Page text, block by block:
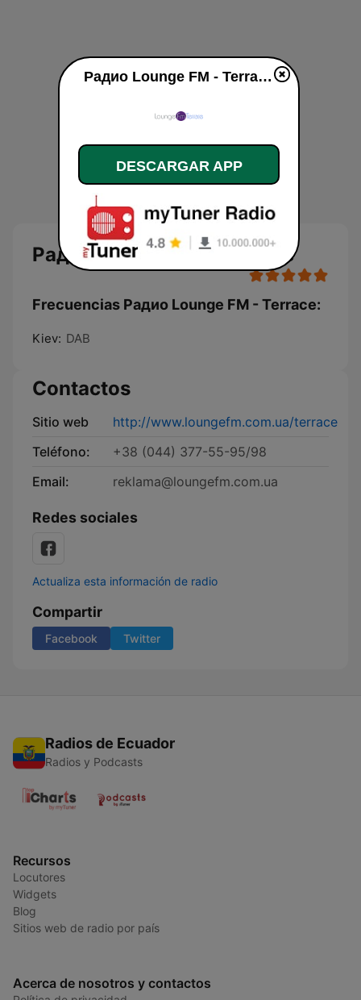
Радио Lounge FM - Terrace
Frecuencias Радио Lounge FM - Terrace:
Kiev: DAB
Contactos
Sitio web
http://www.loungefm.com.ua/terrace
Teléfono:
+38 (044) 377-55-95/98
Email:
reklama@loungefm.com.ua
Redes sociales
Actualiza esta información de radio
Compartir
Facebook Twitter
Radios de Ecuador
Radios y Podcasts
Recursos
Locutores
Widgets
Blog
Sitios web de radio por país
Acerca de nosotros y contactos
Радио Lounge FM - Terrace en vivo
DESCARGAR APP